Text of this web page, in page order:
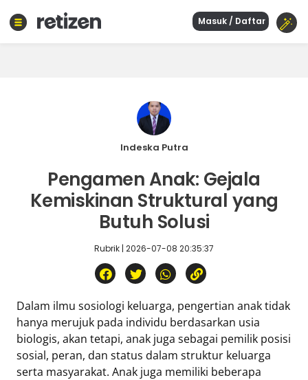
Masuk / Daftar
Indeska Putra
Pengamen Anak: Gejala
Kemiskinan Struktural yang
Butuh Solusi
Rubrik | 2026-07-08 20:35:37
Dalam ilmu sosiologi keluarga, pengertian anak tidak
hanya merujuk pada individu berdasarkan usia
biologis, akan tetapi, anak juga sebagai pemilik posisi
sosial, peran, dan status dalam struktur keluarga
serta masyarakat. Anak juga memiliki beberapa
Wisata
Eduaksi
Info
Terkini